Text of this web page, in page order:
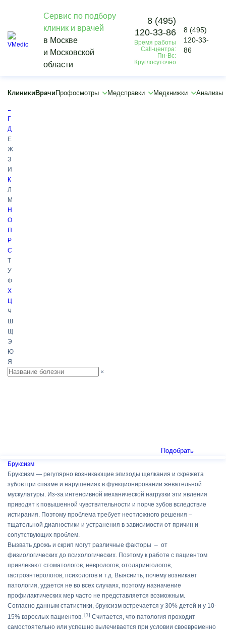
Сервис по подбору
клиник и врачей
в Москве
и Московской
области
8 (495)
120-33-86
Время работы
Call-центра:
Пн-Вс:
Круглосуточно
8 (495)
120-33-
86
Клиники Врачи Профосмотры Медсправки Медкнижки Анализы
Vmedic
Справочник болезней
Болезни зубов
Болезни зубов
А
В
Г
Д
Е
Ж
З
И
К
Л
М
Н
О
П
Р
С
Т
У
Ф
Х
Ц
Ч
Ш
Щ
Э
Ю
Я
×
Подобрать
Бруксизм
Бруксизм — регулярно возникающие эпизоды щелкания и скрежета
зубов при спазме и нарушениях в функционировании жевательной
мускулатуры. Из-за интенсивной механической нагрузки эти явления
приводят к повышенной чувствительности и порче зубов вследствие
истирания. Поэтому проблема требует неотложного решения –
тщательной диагностики и устранения в зависимости от причин и
сопутствующих проблем.
Вызвать дрожь и скрип могут различные факторы – от
физиологических до психологических. Поэтому к работе с пациентом
привлекают стоматологов, неврологов, отоларингологов,
гастроэнтерологов, психологов и т.д. Выяснить, почему возникает
патология, удается не во всех случаях, поэтому назначение
профилактических мер часто не представляется возможным.
Согласно данным статистики, бруксизм встречается у 30% детей и у 10-
15% взрослых пациентов. [1] Считается, что патология проходит
самостоятельно или успешно вылечивается при условии своевременно